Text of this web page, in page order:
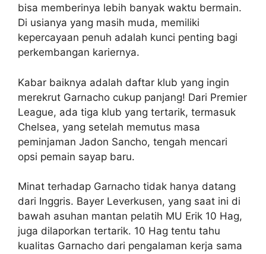
bisa memberinya lebih banyak waktu bermain.
Di usianya yang masih muda, memiliki
kepercayaan penuh adalah kunci penting bagi
perkembangan kariernya.
Kabar baiknya adalah daftar klub yang ingin
merekrut Garnacho cukup panjang! Dari Premier
League, ada tiga klub yang tertarik, termasuk
Chelsea, yang setelah memutus masa
peminjaman Jadon Sancho, tengah mencari
opsi pemain sayap baru.
Minat terhadap Garnacho tidak hanya datang
dari Inggris. Bayer Leverkusen, yang saat ini di
bawah asuhan mantan pelatih MU Erik 10 Hag,
juga dilaporkan tertarik. 10 Hag tentu tahu
kualitas Garnacho dari pengalaman kerja sama